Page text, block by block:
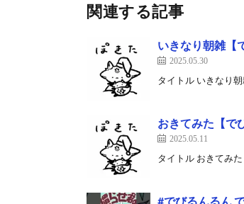
関連する記事
いきなり朝雑【
2025.05.30
タイトル いきなり
おきてみた【で
2025.05.11
タイトル おきてみ
#でびるんるん